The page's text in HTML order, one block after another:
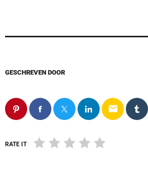
GESCHREVEN DOOR
email
RATE IT